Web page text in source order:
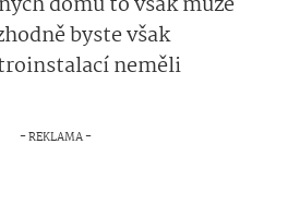
byste však
neměli